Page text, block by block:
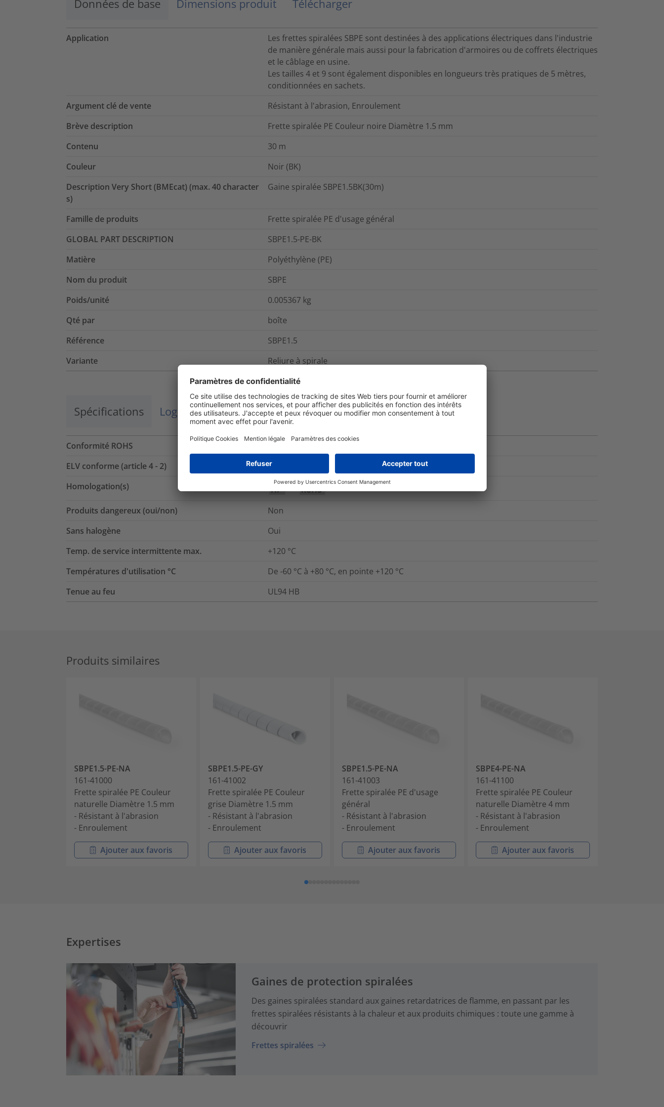
Données de base Dimensions produit Télécharger
Application
Les frettes spiralées SBPE sont destinées à des applications électriques dans l'industrie
de manière générale mais aussi pour la fabrication d'armoires ou de coffrets électriques
et le câblage en usine.
Les tailles 4 et 9 sont également disponibles en longueurs très pratiques de 5 mètres,
conditionnées en sachets.
Argument clé de vente
Résistant à l'abrasion, Enroulement
Brève description
Frette spiralée PE Couleur noire Diamètre 1.5 mm
Contenu
30 m
Couleur
Noir (BK)
Description Very Short (BMEcat) (max. 40 character
s)
Gaine spiralée SBPE1.5BK(30m)
Famille de produits
Frette spiralée PE d'usage général
GLOBAL PART DESCRIPTION
SBPE1.5-PE-BK
Matière
Polyéthylène (PE)
Nom du produit
SBPE
Poids/unité
0.005367 kg
Qté par
boîte
Référence
SBPE1.5
Variante
Reliure à spirale
Spécifications Logistique et emballage Pour plus d'information
Conformité ROHS
Oui
ELV conforme (article 4 - 2)
Oui
Homologation(s)
Produits dangereux (oui/non)
Non
Sans halogène
Oui
Temp. de service intermittente max.
+120 °C
Températures d'utilisation °C
De -60 °C à +80 °C, en pointe +120 °C
Tenue au feu
UL94 HB
Produits similaires
SBPE1.5-PE-NA
161-41000
Frette spiralée PE Couleur
naturelle Diamètre 1.5 mm
- Résistant à l'abrasion
- Enroulement
Ajouter aux favoris
SBPE1.5-PE-GY
161-41002
Frette spiralée PE Couleur
grise Diamètre 1.5 mm
- Résistant à l'abrasion
- Enroulement
Ajouter aux favoris
SBPE1.5-PE-NA
161-41003
Frette spiralée PE d'usage
général
- Résistant à l'abrasion
- Enroulement
Ajouter aux favoris
SBPE4-PE-NA
161-41100
Frette spiralée PE Couleur
naturelle Diamètre 4 mm
- Résistant à l'abrasion
- Enroulement
Ajouter aux favoris
Expertises
Gaines de protection spiralées
Des gaines spiralées standard aux gaines retardatrices de flamme, en passant par les
frettes spiralées résistants à la chaleur et aux produits chimiques : toute une gamme à
découvrir
Frettes spiralées